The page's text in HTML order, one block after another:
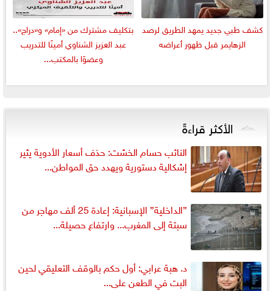
كشف طبي جديد يمهد الطريق لرصد
الزهايمر قبل ظهور أعراضه
بتكليف مشترك من «إمام» و«دراج»..
عبد العزيز الشناوي أمينًا للتدريب
وعضوًا بالمكتب...
الأكثر قراءةً
النائب حسام الخشت: حذف أسعار الأدوية يثير
إشكالية دستورية ويهدد حق المواطن...
”الداخلية” الإسبانية: إعادة 25 ألف مهاجر من
سبتة إلى المغرب... وارتفاع حصيلة...
د. هبة عرابي: أول حكم بالوقف التعليقي لحين
البت في الطعن على...